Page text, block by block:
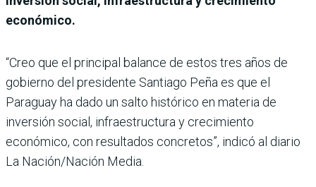
económico.
“Creo que el principal balance de estos tres años de
gobierno del presidente Santiago Peña es que el
Paraguay ha dado un salto histórico en materia de
inversión social, infraestructura y crecimiento
económico, con resultados concretos”, indicó al diario
La Nación/Nación Media.